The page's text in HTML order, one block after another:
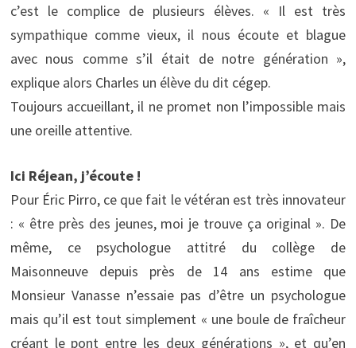
c’est le complice de plusieurs élèves. « Il est très
sympathique comme vieux, il nous écoute et blague
avec nous comme s’il était de notre génération »,
explique alors Charles un élève du dit cégep.
Toujours accueillant, il ne promet non l’impossible mais
une oreille attentive.
Ici Réjean, j’écoute !
Pour Éric Pirro, ce que fait le vétéran est très innovateur
: « être près des jeunes, moi je trouve ça original ». De
même, ce psychologue attitré du collège de
Maisonneuve depuis près de 14 ans estime que
Monsieur Vanasse n’essaie pas d’être un psychologue
mais qu’il est tout simplement « une boule de fraîcheur
créant le pont entre les deux générations », et qu’en